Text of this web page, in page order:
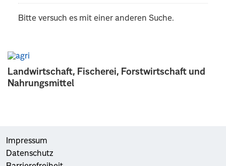
Landwirtschaft, Fischerei, Forstwirtschaft und
Nahrungsmittel
Bitte versuch es mit einer anderen Suche.
Impressum
Datenschutz